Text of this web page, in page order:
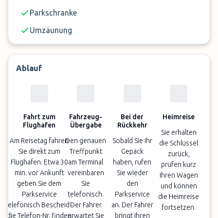
Parkschranke
Umzäunung
Ablauf
Fahrt zum
Flughafen
Am Reisetag fahren
Sie direkt zum
Flughafen. Etwa 30
min. vor Ankunft
geben Sie dem
Parkservice
telefonisch Bescheid -
die Telefon-Nr. finden
Fahrzeug-
Übergabe
Den genauen
Treffpunkt
am Terminal
vereinbaren
Sie
telefonisch.
Der Fahrer
erwartet Sie
Bei der
Rückkehr
Sobald Sie Ihr
Gepäck
haben, rufen
Sie wieder
den
Parkservice
an. Der Fahrer
bringt Ihren
Heimreise
Sie erhalten
die Schlüssel
zurück,
prüfen kurz
Ihren Wagen
und können
die Heimreise
fortsetzen.